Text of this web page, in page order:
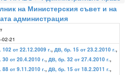
на Министерския съвет и на
администрация
02-21
102 от 22.12.2009 г., ДВ, бр. 15 от 23.2.2010 г.,
30 от 20.4.2010 г., ДВ, бр. 32 от 27.4.2010 г.,
88 от 9.11.2010 г., ДВ, бр. 15 от 18.2.2011 г.,